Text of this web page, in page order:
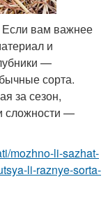
Если вам важнее
и
—
сорта.
за сезон,
сложности —
mozhno-li-sazhat-
li-raznye-sorta-